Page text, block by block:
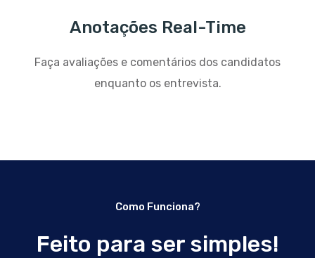
Anotações Real-Time
Faça avaliações e comentários dos candidatos
enquanto os entrevista.
Como Funciona?
Feito para ser simples!